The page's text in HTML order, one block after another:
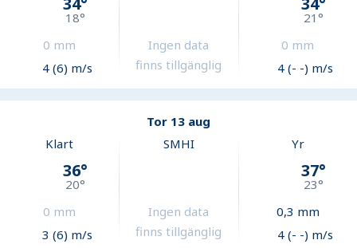
18°
0 mm
4 (6) m/s
Ingen data
finns tillgänglig
21°
0 mm
4 (- -) m/s
Tor 13 aug
Klart
36°
20°
0 mm
3 (6) m/s
SMHI
Ingen data
finns tillgänglig
Yr
37°
23°
0,3 mm
4 (- -) m/s